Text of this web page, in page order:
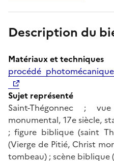
Description du
Matériaux et techniques
procédé photomécanique
Sujet représenté
Saint-Thégonnec ;
monumental, 17e siècle,
; figure biblique (saint
(Vierge de Pitié, Christ
tombeau) ; scène biblique